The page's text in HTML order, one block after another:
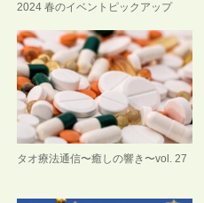
2024 春のイベントピックアップ
タオ療法通信〜癒しの響き〜vol. 27